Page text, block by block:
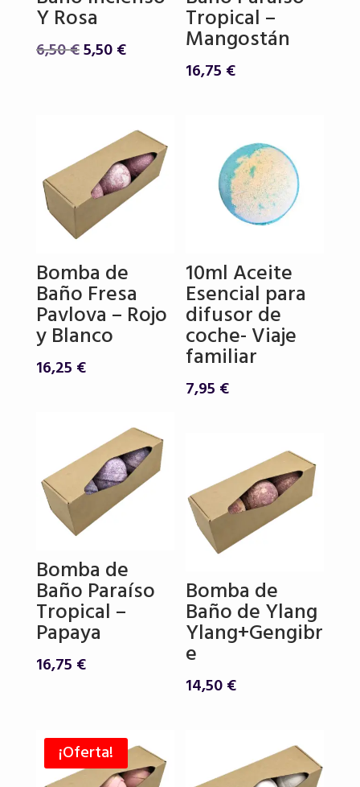
Y Rosa
6,50€El
6,50 €.
5,50€El
5,50 €.
Tropical –
Mangostán
16,75 €
Bomba de
Baño Fresa
Pavlova – Rojo
y Blanco
16,25 €
10ml Aceite
Esencial para
difusor de
coche- Viaje
familiar
7,95 €
Bomba de
Baño Paraíso
Tropical –
Papaya
16,75 €
Bomba de
Baño de Ylang
Ylang+Gengibr
e
14,50€
¡Oferta!